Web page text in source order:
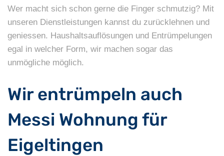
Wer macht sich schon gerne die Finger schmutzig? Mit
unseren Dienstleistungen kannst du zurücklehnen und
geniessen. Haushaltsauflösungen und Entrümpelungen
egal in welcher Form, wir machen sogar das
unmögliche möglich.
Wir entrümpeln auch
Messi Wohnung für
Eigeltingen